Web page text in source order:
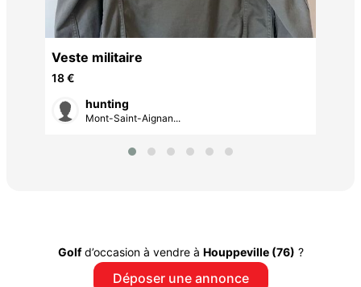
Veste militaire
18 €
hunting
Mont-Saint-Aignan...
Golfd’occasion à vendre à Houppeville (76) ?
Déposer une annonce